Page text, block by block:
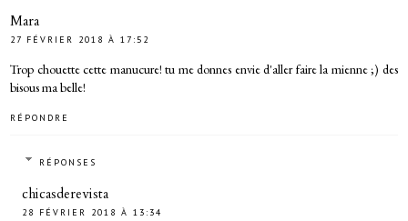
Mara
27 FÉVRIER 2018 À 17:52
Trop chouette cette manucure! tu me donnes envie d'aller faire la mienne ;) des
bisous ma belle!
RÉPONDRE
RÉPONSES
chicasderevista
28 FÉVRIER 2018 À 13:34